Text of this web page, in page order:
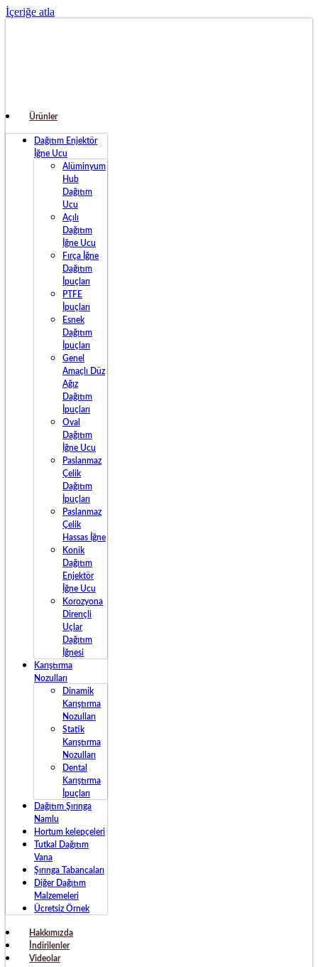
İçeriğe atla
Ürünler
Dağıtım Enjektör
İğne Ucu
Alüminyum
Hub
Dağıtım
Ucu
Açılı
Dağıtım
İğne Ucu
Fırça İğne
Dağıtım
İpuçları
PTFE
İpuçları
Esnek
Dağıtım
İpuçları
Genel
Amaçlı Düz
Ağız
Dağıtım
İpuçları
Oval
Dağıtım
İğne Ucu
Paslanmaz
Çelik
Dağıtım
İpuçları
Paslanmaz
Çelik
Hassas İğne
Konik
Dağıtım
Enjektör
İğne Ucu
Korozyona
Dirençli
Uçlar
Dağıtım
İğnesi
Karıştırma
Nozulları
Dinamik
Karıştırma
Nozulları
Statik
Karıştırma
Nozulları
Dental
Karıştırma
İpuçları
Dağıtım Şırınga
Namlu
Hortum kelepçeleri
Tutkal Dağıtım
Vana
Şırınga Tabancaları
Diğer Dağıtım
Malzemeleri
Ücretsiz Örnek
Hakkımızda
İndirilenler
Videolar